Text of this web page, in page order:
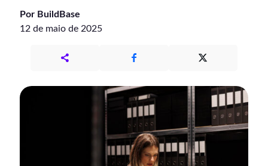
Por BuildBase
12 de maio de 2025